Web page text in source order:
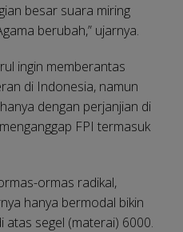
besar suara miring
berubah,” ujarnya.
ingin memberantas
di Indonesia, namun
dengan perjanjian di
FPI termasuk
ormas radikal,
hanya bermodal bikin
atas segel (materai) 6000.